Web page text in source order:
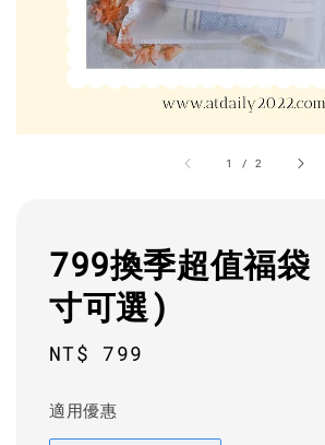
1 /2
799換季超值福
寸可選)
Regular
NT$ 799
適用優惠